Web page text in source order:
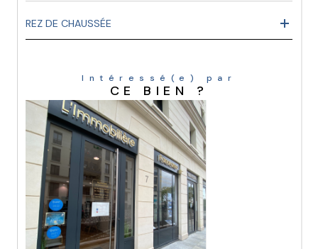
REZ DE CHAUSSÉE
Intéressé(e) par
CE BIEN ?